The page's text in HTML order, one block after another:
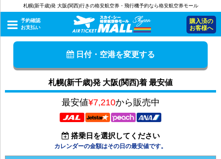
札幌(新千歳)発 大阪(関西)行きの格安航空券・飛行機予約なら格安航空券モール
予約確認
お支払い
購入済の
お客様へ
日付・空港を変更する
札幌(新千歳)発 大阪(関西)着 最安値
最安値¥7,210から販売中
搭乗日を選択してください
カレンダーの金額はその日の最安値です。